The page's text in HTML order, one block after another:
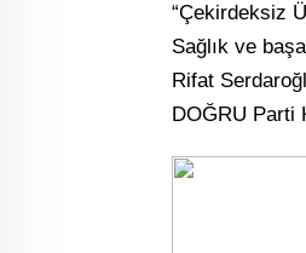
“Çekirdeksiz
Sağlık ve
Rifat
DOĞRU Parti